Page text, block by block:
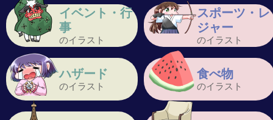
イベント・行
事
のイラスト
スポーツ・レ
ジャー
のイラスト
ハザード
のイラスト
食べ物
のイラスト